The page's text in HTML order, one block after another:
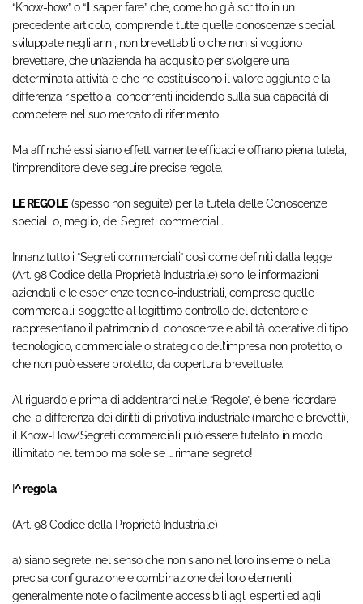
“Know-how” o “Il saper fare” che, come ho già scritto in un
precedente articolo, comprende tutte quelle conoscenze speciali
sviluppate negli anni, non brevettabili o che non si vogliono
brevettare, che un’azienda ha acquisito per svolgere una
determinata attività e che ne costituiscono il valore aggiunto e la
differenza rispetto ai concorrenti incidendo sulla sua capacità di
competere nel suo mercato di riferimento.
Ma affinché essi siano effettivamente efficaci e offrano piena tutela,
l’imprenditore deve seguire precise regole.
LE REGOLE(spesso non seguite) per la tutela delle Conoscenze
speciali o, meglio, dei Segreti commerciali.
Innanzitutto i “Segreti commerciali” così come definiti dalla legge
(Art. 98 Codice della Proprietà Industriale) sono le informazioni
aziendali e le esperienze tecnico-industriali, comprese quelle
commerciali, soggette al legittimo controllo del detentore e
rappresentano il patrimonio di conoscenze e abilità operative di tipo
tecnologico, commerciale o strategico dell’impresa non protetto, o
che non può essere protetto, da copertura brevettuale.
Al riguardo e prima di addentrarci nelle “Regole”, è bene ricordare
che, a differenza dei diritti di privativa industriale (marche e brevetti),
il Know-How/Segreti commerciali può essere tutelato in modo
illimitato nel tempo ma sole se … rimane segreto!
^ regola
(Art. 98 Codice della Proprietà Industriale)
a) siano segrete, nel senso che non siano nel loro insieme o nella
precisa configurazione e combinazione dei loro elementi
generalmente note o facilmente accessibili agli esperti ed agli